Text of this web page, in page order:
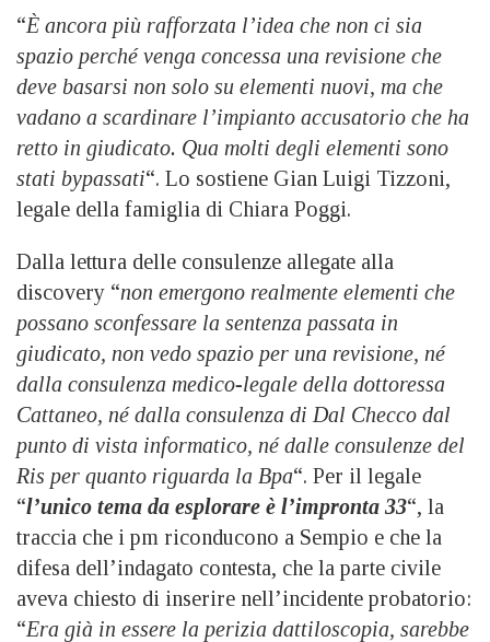
“È ancora più rafforzata l’idea che non ci sia
spazio perché venga concessa una revisione che
deve basarsi non solo su elementi nuovi, ma che
vadano a scardinare l’impianto accusatorio che ha
retto in giudicato. Qua molti degli elementi sono
stati bypassati“. Lo sostiene Gian Luigi Tizzoni,
legale della famiglia di Chiara Poggi.
Dalla lettura delle consulenze allegate alla
discovery “non emergono realmente elementi che
possano sconfessare la sentenza passata in
giudicato, non vedo spazio per una revisione, né
dalla consulenza medico-legale della dottoressa
Cattaneo, né dalla consulenza di Dal Checco dal
punto di vista informatico, né dalle consulenze del
Ris per quanto riguarda la Bpa“. Per il legale
“l’unico tema da esplorare è l’impronta 33“, la
traccia che i pm riconducono a Sempio e che la
difesa dell’indagato contesta, che la parte civile
aveva chiesto di inserire nell’incidente probatorio:
“Era già in essere la perizia dattiloscopia, sarebbe